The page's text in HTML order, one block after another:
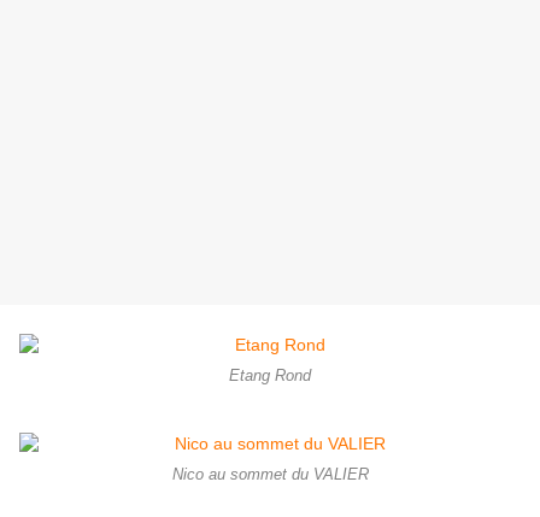
Etang Rond
Nico au sommet du VALIER